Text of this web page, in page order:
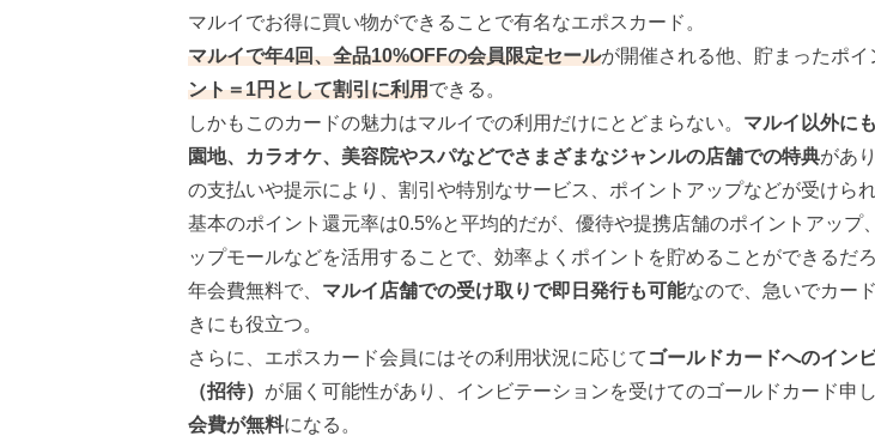
マルイでお得に買い物ができることで有名なエポスカード。
マルイで年4回、全品10%OFFの会員限定セールが開催される他、貯まったポイ
ント＝1円として割引に利用できる。
しかもこのカードの魅力はマルイでの利用だけにとどまらない。 マルイ以外に
園地、カラオケ、美容院やスパなどでさまざまなジャンルの店舗での特典があ
の支払いや提示により、割引や特別なサービス、ポイントアップなどが受けられ
基本のポイント還元率は0.5%と平均的だが、優待や提携店舗のポイントアップ
ップモールなどを活用することで、効率よくポイントを貯めることができるだろ
年会費無料で、 マルイ店舗での受け取りで即日発行も可能なので、急いでカー
きにも役立つ。
さらに、エポスカード会員にはその利用状況に応じて ゴールドカードへのイン
（招待） が届く可能性があり、インビテーションを受けてのゴールドカード申
会費が無料になる。